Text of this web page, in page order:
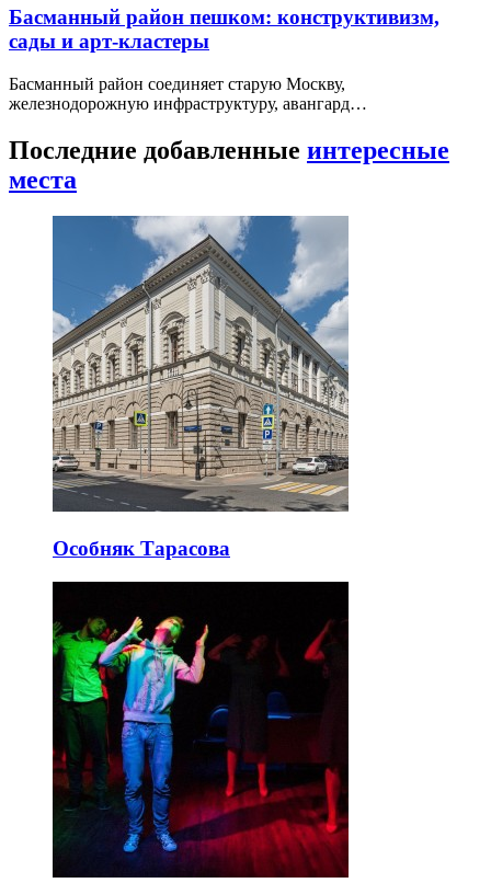
Басманный район пешком: конструктивизм,
сады и арт-кластеры
Басманный район соединяет старую Москву,
железнодорожную инфраструктуру, авангард…
Последние добавленные интересные
места
Особняк Тарасова